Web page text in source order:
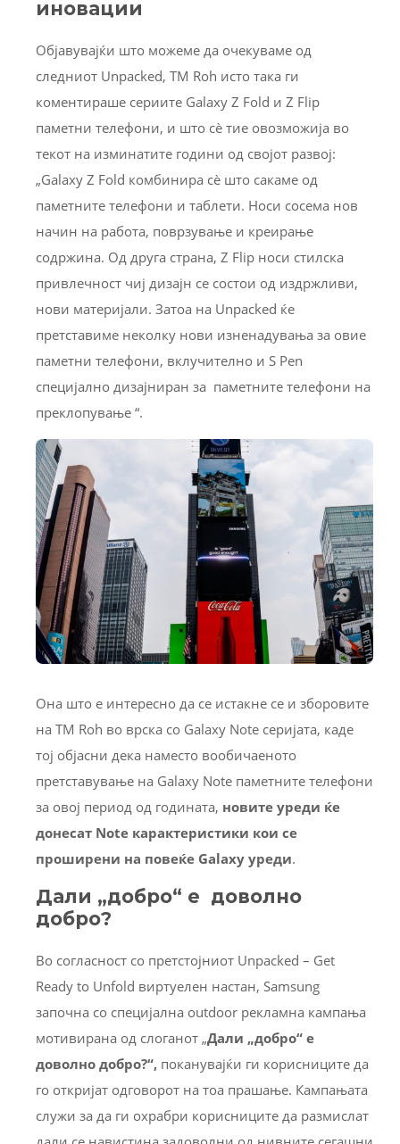
иновации
Објавувајќи што можеме да очекуваме од
следниот Unpacked, TM Roh исто така ги
коментираше сериите Galaxy Z Fold и Z Flip
паметни телефони, и што сѐ тие овозможија во
текот на изминатите години од својот развој:
„Galaxy Z Fold комбинира сè што сакаме од
паметните телефони и таблети. Носи сосема нов
начин на работа, поврзување и креирање
содржина. Од друга страна, Z Flip носи стилска
привлечност чиј дизајн се состои од издржливи,
нови материјали. Затоа на Unpacked ќе
претставиме неколку нови изненадувања за овие
паметни телефони, вклучително и S Pen
специјално дизајниран за паметните телефони на
преклопување “.
Она што е интересно да се истакне се и зборовите
на ТМ Roh во врска со Galaxy Note серијата, каде
тој објасни дека наместо вообичаеното
претставување на Galaxy Note паметните телефони
за овој период од годината, новите уреди ќе
донесат Note карактеристики кои се
проширени на повеќе Galaxy уреди.
Дали „добро“ е доволно
добро?
Во согласност со претстојниот Unpacked – Get
Ready to Unfold виртуелен настан, Samsung
започна со специјална outdoor рекламна кампања
мотивирана од слоганот „Дали „добро“ е
доволно добро?“, поканувајќи ги корисниците да
го откријат одговорот на тоа прашање. Кампањата
служи за да ги охрабри корисниците да размислат